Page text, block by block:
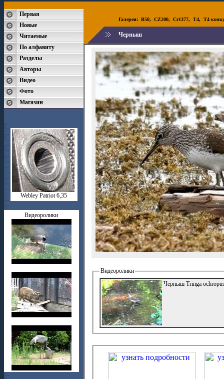
Первая
Новые
Читаемые
По алфавиту
Разделы
Авторы
Видео
Фото
Магазин
Webley Patriot 6,35
Видеоролики
Галереи: B50, CZ200, Cr1377, T4, T4
Черныш
Видеоролики
Черныш Tringa